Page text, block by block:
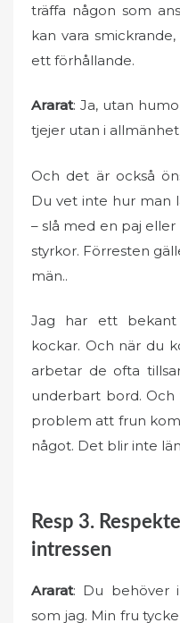
träffa någon som
kan vara
ett förhållande.
Ararat: Ja, utan
tjejer utan i
Och det är också
Du vet inte hur man
– slå med en paj eller
styrkor. Förresten
män..
Jag har ett
kockar. Och när du
arbetar de ofta
underbart bord. Och
problem att frun
något. Det blir inte
Resp 3.
intressen
Ararat: Du behöver
som jag. Min fru